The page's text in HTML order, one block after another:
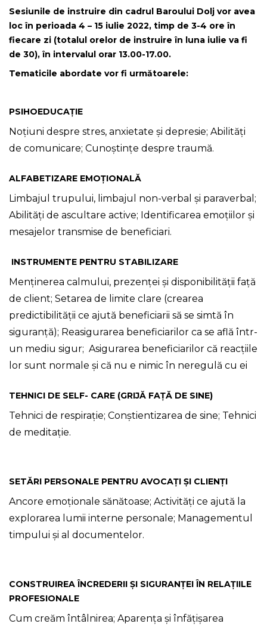
Sesiunile de instruire din cadrul Baroului Dolj vor avea
loc în perioada 4 – 15 iulie 2022, timp de 3-4 ore în
fiecare zi (totalul orelor de instruire în luna iulie va fi
de 30), în intervalul orar 13.00-17.00.
Tematicile abordate vor fi următoarele:
PSIHOEDUCAȚIE
Noțiuni despre stres, anxietate și depresie; Abilități
de comunicare; Cunoștințe despre traumă.
ALFABETIZARE EMOȚIONALĂ
Limbajul trupului, limbajul non-verbal și paraverbal;
Abilități de ascultare active; Identificarea emoțiilor și
mesajelor transmise de beneficiari.
INSTRUMENTE PENTRU STABILIZARE
Menținerea calmului, prezenței și disponibilității față
de client; Setarea de limite clare (crearea
predictibilității ce ajută beneficiarii să se simtă în
siguranță); Reasigurarea beneficiarilor ca se află într-
un mediu sigur; Asigurarea beneficiarilor că reacțiile
lor sunt normale și că nu e nimic în neregulă cu ei
TEHNICI DE SELF- CARE (GRIJĂ FAȚĂ DE SINE)
Tehnici de respirație; Conștientizarea de sine; Tehnici
de meditație.
SETĂRI PERSONALE PENTRU AVOCAȚI ȘI CLIENȚI
Ancore emoționale sănătoase; Activități ce ajută la
explorarea lumii interne personale; Managementul
timpului și al documentelor.
CONSTRUIREA ÎNCREDERII ȘI SIGURANȚEI ÎN RELAȚIILE
PROFESIONALE
Cum creăm întâlnirea; Aparența și înfățișarea